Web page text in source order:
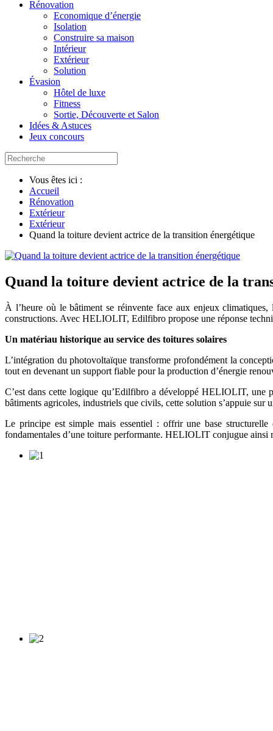
Rénovation
Economique d’énergie
Isolation
Construire sa maison
Intérieur
Extérieur
Solution
Évasion
Hôtel de luxe
Fitness
Sortie, Découverte et Salon
Idées & Astuces
Jeux concours
Vous êtes ici :
Accueil
Rénovation
Extérieur
Extérieur
Quand la toiture devient actrice de la transition énergétique
Quand la toiture devient actrice de la
À l’heure où le bâtiment se réinvente face aux enjeux
constructions. Avec HELIOLIT, Edilfibro propose une réponse
Un matériau historique au service des toitures solaires
L’intégration du photovoltaïque transforme profondément la
tout en devenant un support fiable pour la production d’énergie
C’est dans cette logique qu’Edilfibro a développé HELIOLIT, une
bâtiments agricoles, industriels que civils, cette solution s’appuie sur
Le principe est simple mais essentiel : offrir une base structurelle
fondamentales d’une toiture performante. HELIOLIT conjugue ainsi